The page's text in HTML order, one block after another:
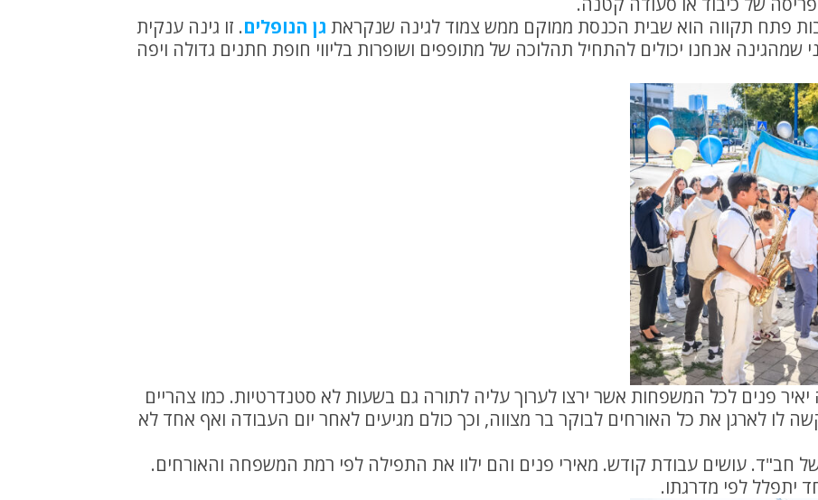
פתח תקווה הוא שבית הכנסת ממוקם ממש צמוד לגינה שנקראת גן הנופלים. זו גינה ענקית
שמהגינה אנחנו יכולים להתחיל תהלוכה של מתופפים ושופרות בליווי חופת חתנים גדולה ויפה
פנים לכל המשפחות אשר ירצו לערוך עליה לתורה גם בשעות לא סטנדרטיות. כמו צהריים
לו לארגן את כל האורחים לבוקר בר מצווה, וכך כולם מגיעים לאחר יום העבודה ואף אחד לא
חב"ד. עושים עבודת קודש. מאירי פנים והם ילוו את התפילה לפי רמת המשפחה והאורחים.
יתפלל לפי מדרגתו.